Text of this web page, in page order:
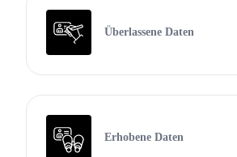
Überlassene Daten
Erhobene Daten